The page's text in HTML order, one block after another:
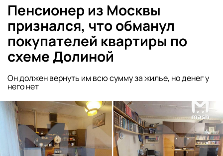
Пенсионер из Москвы
признался, что обманул
покупателей квартиры по
схеме Долиной
Он должен вернуть им всю сумму за жилье, но денег у
него нет